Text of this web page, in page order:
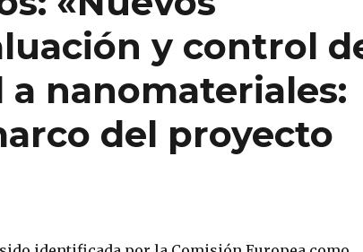
y control
nanomateriales:
del proyecto